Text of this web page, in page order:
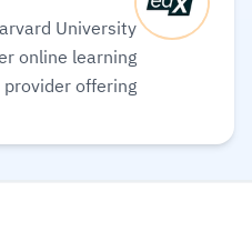
University
online learning
provider offering
from top-tier